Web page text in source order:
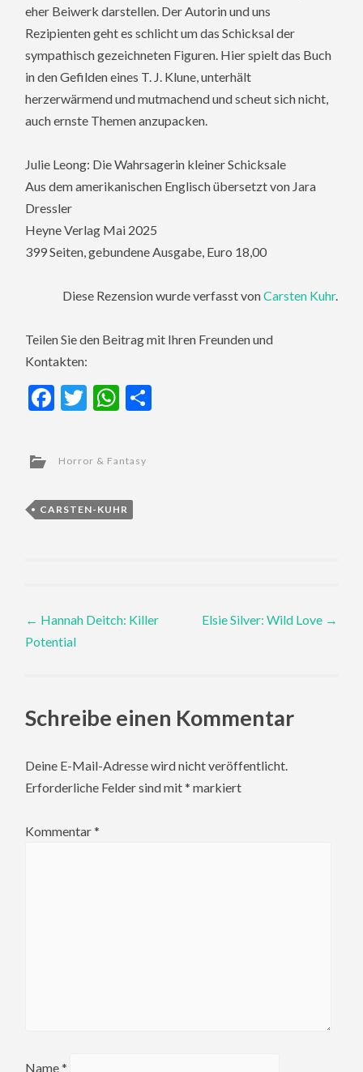
eher Beiwerk darstellen. Der Autorin und uns
Rezipienten geht es schlicht um das Schicksal der
sympathisch gezeichneten Figuren. Hier spielt das Buch
in den Gefilden eines T. J. Klune, unterhält
herzerwärmend und mutmachend und scheut sich nicht,
auch ernste Themen anzupacken.
Julie Leong: Die Wahrsagerin kleiner Schicksale
Aus dem amerikanischen Englisch übersetzt von Jara
Dressler
Heyne Verlag Mai 2025
399 Seiten, gebundene Ausgabe, Euro 18,00
Diese Rezension wurde verfasst vonCarsten Kuhr.
Teilen Sie den Beitrag mit Ihren Freunden und
Kontakten:
Facebook
TwitterWhatsApp
Horror & Fantasy
CARSTEN-KUHR
Post
← Hannah Deitch: Killer
Potential
Elsie Silver: Wild Love →
Schreibe einen Kommentar
Deine E-Mail-Adresse wird nicht veröffentlicht.
Erforderliche Felder sind mit* markiert
Kommentar*
Name*